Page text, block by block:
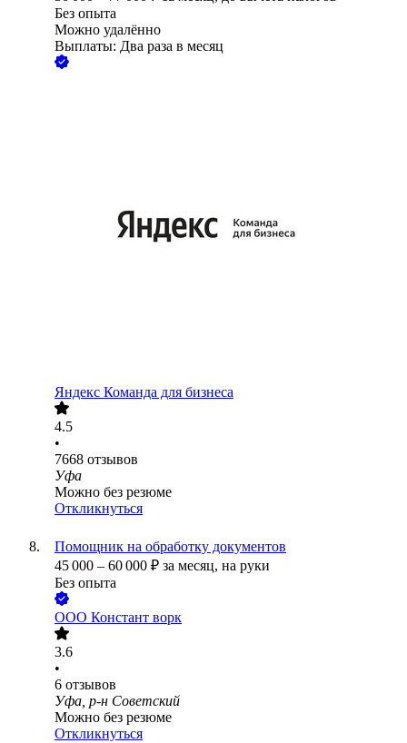
Без опыта
Можно удалённо
Выплаты: Два раза в месяц
Яндекс Команда для бизнеса
4.5
•
7668 отзывов
Уфа
Можно без резюме
Откликнуться
Помощник на обработку документов
45 000 – 60 000 ₽ за месяц, на руки
Без опыта
ООО Констант ворк
3.6
•
6 отзывов
Уфа, р-н Советский
Можно без резюме
Откликнуться